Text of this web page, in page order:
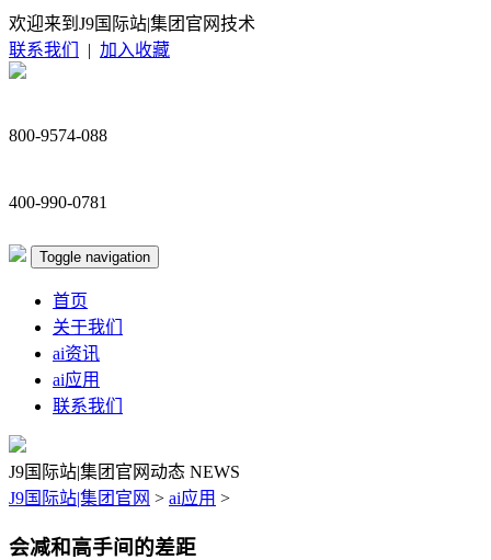
欢迎来到J9国际站|集团官网技术
联系我们
| 加入收藏
800-9574-088
400-990-0781
Toggle navigation
首页
关于我们
ai资讯
ai应用
联系我们
J9国际站|集团官网动态 NEWS
J9国际站|集团官网 > ai应用 >
会减和高手间的差距